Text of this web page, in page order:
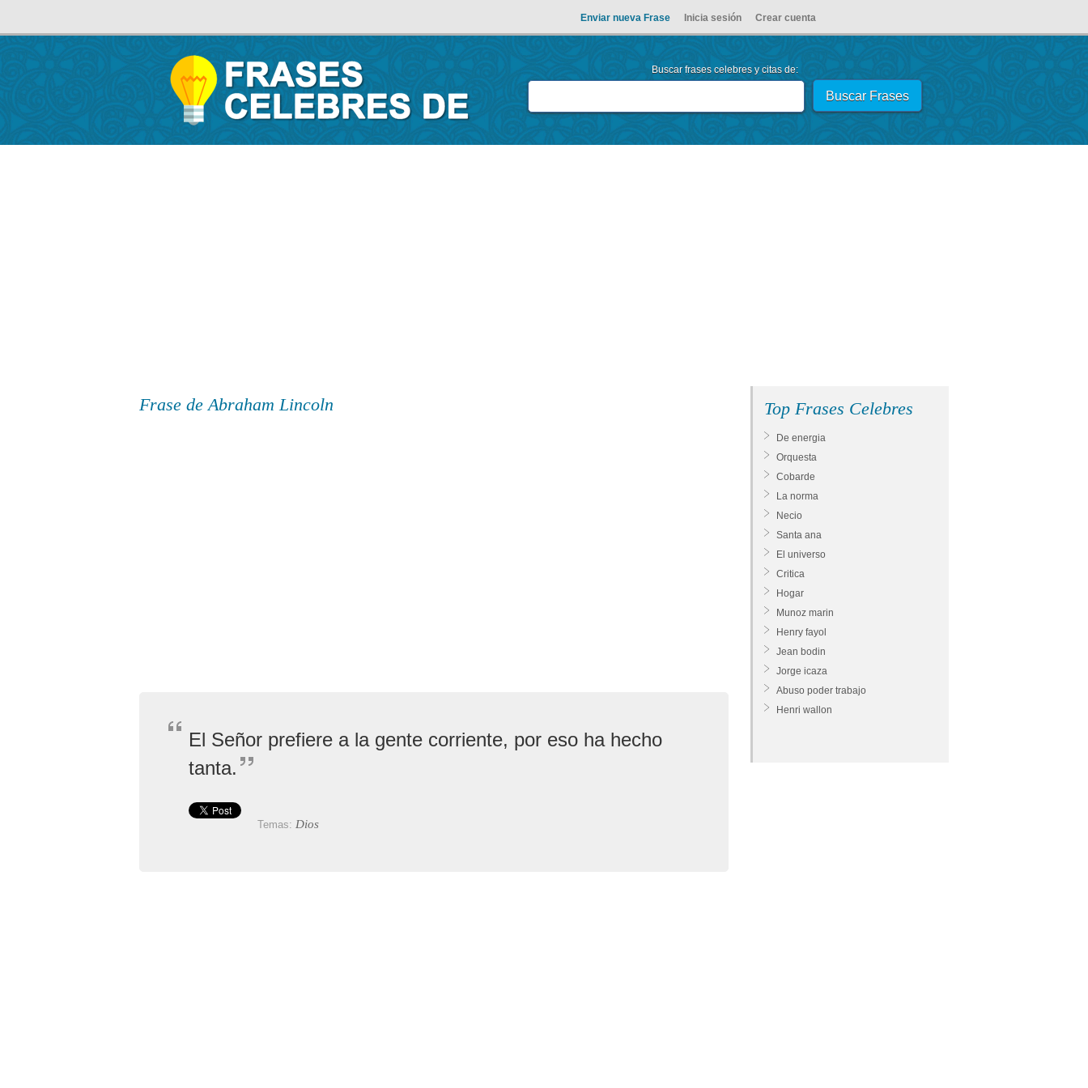
Enviar nueva Frase Inicia sesión Crear cuenta
Buscar frases celebres y citas de:
Frase de Abraham Lincoln
El Señor prefiere a la gente corriente, por eso ha hecho
tanta.
Temas: Dios
Top Frases Celebres
De energia
Orquesta
Cobarde
La norma
Necio
Santa ana
El universo
Critica
Hogar
Munoz marin
Henry fayol
Jean bodin
Jorge icaza
Abuso poder trabajo
Henri wallon